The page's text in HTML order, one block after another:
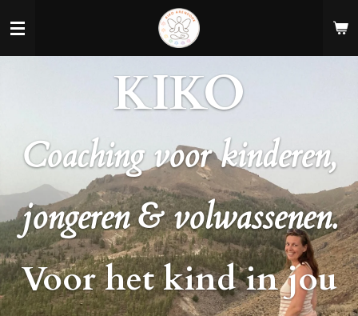
direct
KIKO
Coaching voor kinderen,
jongeren & volwassenen.
Voor het kind in jou